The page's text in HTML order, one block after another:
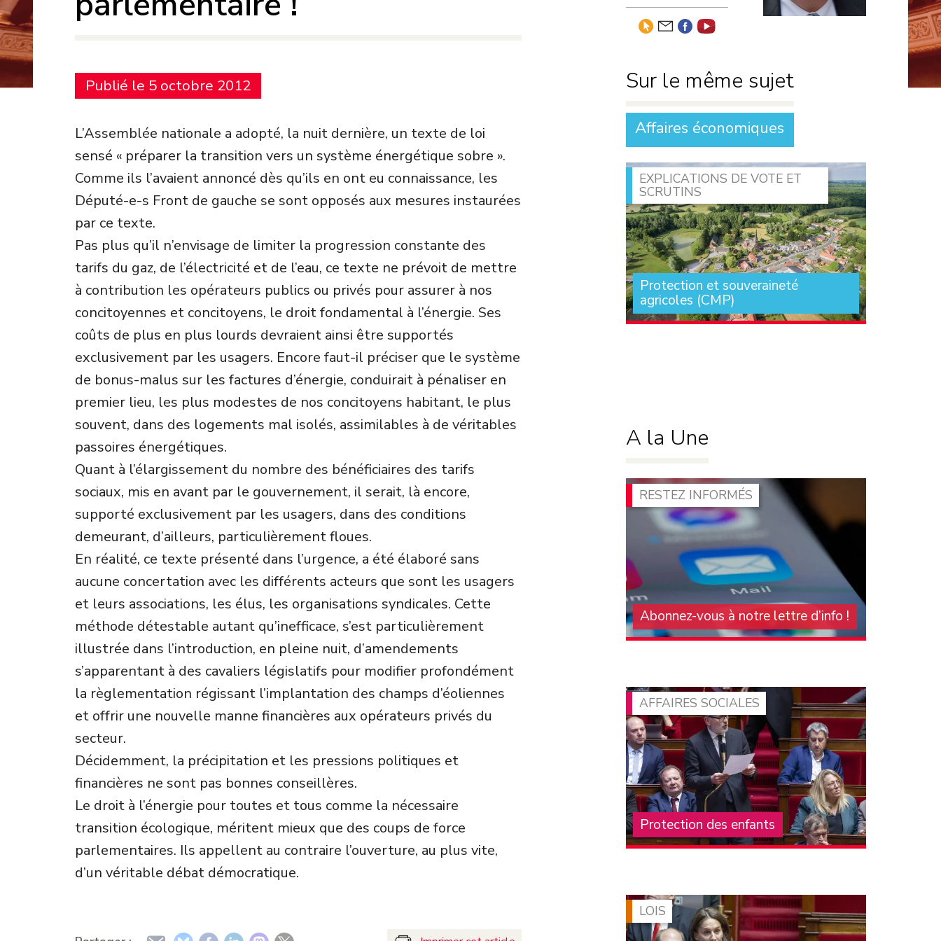
Développement
durable
Défense nationale
Finances
Lois
Publié le 5 octobre 2012
L’Assemblée nationale a adopté, la nuit dernière, un texte de loi
sensé « préparer la transition vers un système énergétique sobre ».
Comme ils l’avaient annoncé dès qu’ils en ont eu connaissance, les
Député-e-s Front de gauche se sont opposés aux mesures instaurées
par ce texte.
Pas plus qu’il n’envisage de limiter la progression constante des
tarifs du gaz, de l’électricité et de l’eau, ce texte ne prévoit de mettre
à contribution les opérateurs publics ou privés pour assurer à nos
concitoyennes et concitoyens, le droit fondamental à l’énergie. Ses
coûts de plus en plus lourds devraient ainsi être supportés
exclusivement par les usagers. Encore faut-il préciser que le système
de bonus-malus sur les factures d’énergie, conduirait à pénaliser en
premier lieu, les plus modestes de nos concitoyens habitant, le plus
souvent, dans des logements mal isolés, assimilables à de véritables
passoires énergétiques.
Quant à l’élargissement du nombre des bénéficiaires des tarifs
sociaux, mis en avant par le gouvernement, il serait, là encore,
supporté exclusivement par les usagers, dans des conditions
demeurant, d’ailleurs, particulièrement floues.
En réalité, ce texte présenté dans l’urgence, a été élaboré sans
aucune concertation avec les différents acteurs que sont les usagers
et leurs associations, les élus, les organisations syndicales. Cette
méthode détestable autant qu’inefficace, s’est particulièrement
illustrée dans l’introduction, en pleine nuit, d’amendements
s’apparentant à des cavaliers législatifs pour modifier profondément
la règlementation régissant l’implantation des champs d’éoliennes
et offrir une nouvelle manne financières aux opérateurs privés du
secteur.
Décidemment, la précipitation et les pressions politiques et
financières ne sont pas bonnes conseillères.
Le droit à l’énergie pour toutes et tous comme la nécessaire
transition écologique, méritent mieux que des coups de force
parlementaires. Ils appellent au contraire l’ouverture, au plus vite,
d’un véritable débat démocratique.
Sur le même sujet
Affaires économiques
EXPLICATIONS DE VOTE ET
SCRUTINS
Protection et souveraineté
agricoles (CMP)
Quelles urgences agricoles devraient nous
A la Une
RESTEZ INFORMÉS
Abonnez-vous à notre lettre d’info !
Pour vous tenir au courant de l'actualité du
connaître et la diffuser !
AFFAIRES SOCIALES
Protection des enfants
La crise structurelle de la protection de
documentée depuis de (…)
LOIS